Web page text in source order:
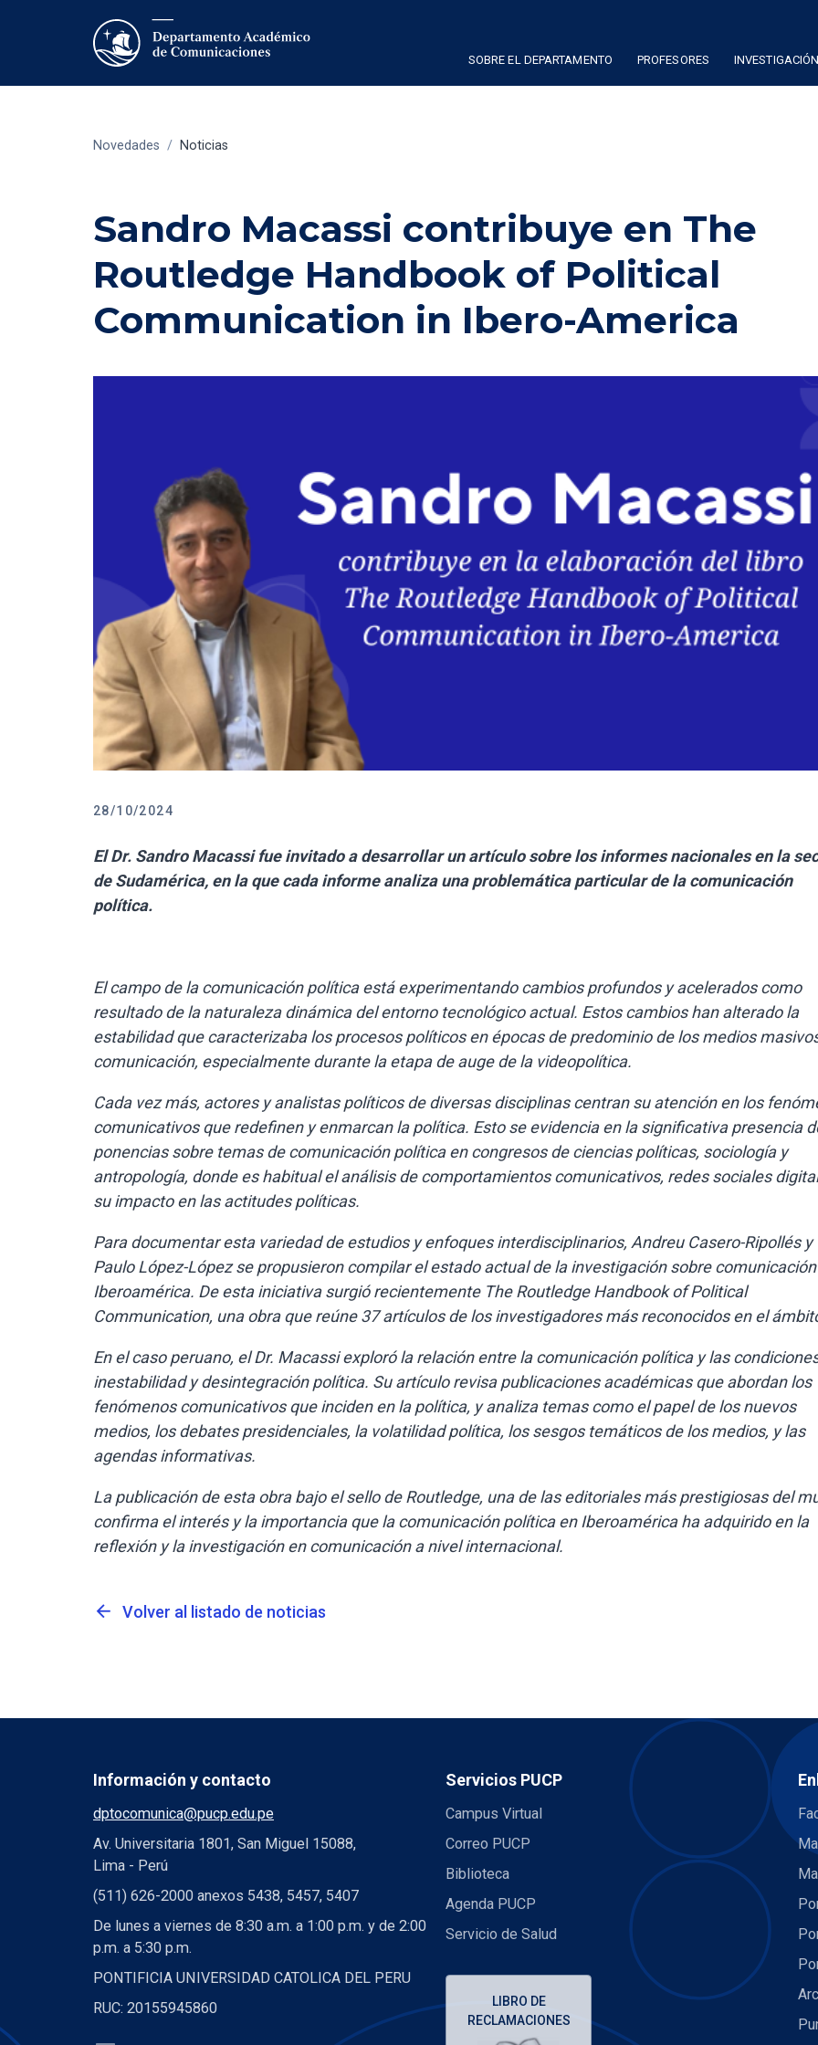
SOBRE EL DEPARTAMENTO PROFESORES INVESTIGACIÓN
Novedades / Noticias
Sandro Macassi contribuye en The
Routledge Handbook of Political
Communication in Ibero-America
28/10/2024
El Dr. Sandro Macassi fue invitado a desarrollar un artículo sobre los informes nacionales en la
de Sudamérica, en la que cada informe analiza una problemática particular de la comunicación
política.
El campo de la comunicación política está experimentando cambios profundos y acelerados como
resultado de la naturaleza dinámica del entorno tecnológico actual. Estos cambios han alterado la
estabilidad que caracterizaba los procesos políticos en épocas de predominio de los medios
comunicación, especialmente durante la etapa de auge de la videopolítica.
Cada vez más, actores y analistas políticos de diversas disciplinas centran su atención en los
comunicativos que redefinen y enmarcan la política. Esto se evidencia en la significativa presencia
ponencias sobre temas de comunicación política en congresos de ciencias políticas, sociología y
antropología, donde es habitual el análisis de comportamientos comunicativos, redes sociales
su impacto en las actitudes políticas.
Para documentar esta variedad de estudios y enfoques interdisciplinarios, Andreu Casero-Ripollés y
Paulo López-López se propusieron compilar el estado actual de la investigación sobre
Iberoamérica. De esta iniciativa surgió recientemente The Routledge Handbook of Political
Communication, una obra que reúne 37 artículos de los investigadores más reconocidos en el
En el caso peruano, el Dr. Macassi exploró la relación entre la comunicación política y las
inestabilidad y desintegración política. Su artículo revisa publicaciones académicas que abordan los
fenómenos comunicativos que inciden en la política, y analiza temas como el papel de los nuevos
medios, los debates presidenciales, la volatilidad política, los sesgos temáticos de los medios, y las
agendas informativas.
La publicación de esta obra bajo el sello de Routledge, una de las editoriales más prestigiosas del
confirma el interés y la importancia que la comunicación política en Iberoamérica ha adquirido en la
reflexión y la investigación en comunicación a nivel internacional.
arrow_back Volver al listado de noticias
Información y contacto
dptocomunica@pucp.edu.pe
Av. Universitaria 1801, San Miguel 15088,
Lima - Perú
(511) 626-2000 anexos 5438, 5457, 5407
De lunes a viernes de 8:30 a.m. a 1:00 p.m. y de 2:00
p.m. a 5:30 p.m.
PONTIFICIA UNIVERSIDAD CATOLICA DEL PERU
RUC: 20155945860
Servicios PUCP
Campus Virtual
Correo PUCP
Biblioteca
Agenda PUCP
Servicio de Salud
LIBRO DE
RECLAMACIONES